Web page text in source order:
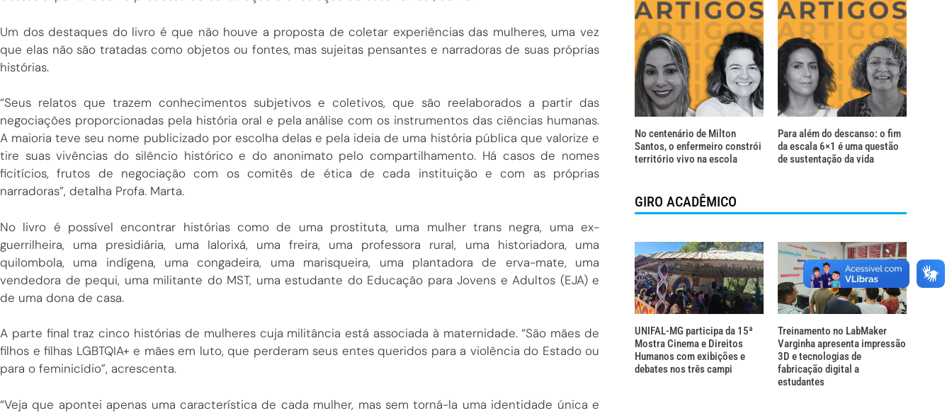
Um dos destaques do livro é que não houve a proposta de coletar experiências das mulheres, uma vez
que elas não são tratadas como objetos ou fontes, mas sujeitas pensantes e narradoras de suas próprias
histórias.
“Seus relatos que trazem conhecimentos subjetivos e coletivos, que são reelaborados a partir das
negociações proporcionadas pela história oral e pela análise com os instrumentos das ciências humanas.
A maioria teve seu nome publicizado por escolha delas e pela ideia de uma história pública que valorize e
tire suas vivências do silêncio histórico e do anonimato pelo compartilhamento. Há casos de nomes
ficitícios, frutos de negociação com os comitês de ética de cada instituição e com as próprias
narradoras”, detalha Profa. Marta.
No livro é possível encontrar histórias como de uma prostituta, uma mulher trans negra, uma ex-
guerrilheira, uma presidiária, uma Ialorixá, uma freira, uma professora rural, uma historiadora, uma
quilombola, uma indígena, uma congadeira, uma marisqueira, uma plantadora de erva-mate, uma
vendedora de pequi, uma militante do MST, uma estudante do Educação para Jovens e Adultos (EJA) e
de uma dona de casa.
A parte final traz cinco histórias de mulheres cuja militância está associada à maternidade. “São mães de
filhos e filhas LGBTQIA+ e mães em luto, que perderam seus entes queridos para a violência do Estado ou
para o feminicídio”, acrescenta.
“Veja que apontei apenas uma característica de cada mulher, mas sem torná-la uma identidade única e
No centenário de Milton
Santos, o enfermeiro constrói
território vivo na escola
Para além do descanso: o fim
da escala 6×1 é uma questão
de sustentação da vida
GIRO ACADÊMICO
UNIFAL-MG participa da 15ª
Mostra Cinema e Direitos
Humanos com exibições e
debates nos três campi
Treinamento no LabMaker
Varginha apresenta impressão
3D e tecnologias de
fabricação digital a
estudantes